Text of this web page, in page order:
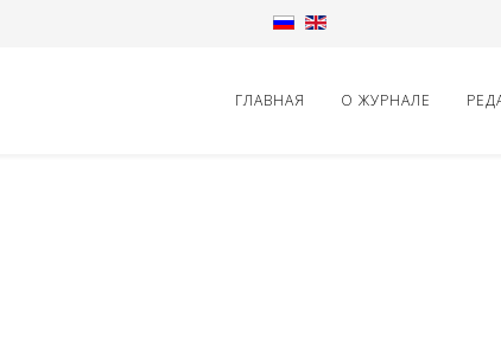
ГЛАВНАЯ О ЖУРНАЛЕ